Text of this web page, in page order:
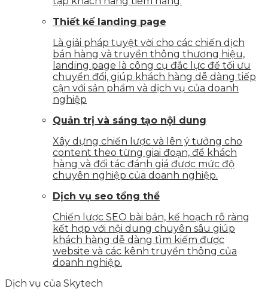
Thiết kế landing page
Là giải pháp tuyệt vời cho các chiến dịch
bán hàng và truyền thông thương hiệu,
landing page là công cụ đắc lực để tối ưu
chuyển đổi, giúp khách hàng dễ dàng tiếp
cận với sản phẩm và dịch vụ của doanh
nghiệp
Quản trị và sáng tạo nội dung
Xây dựng chiến lược và lên ý tưởng cho
content theo từng giai đoạn, để khách
hàng và đối tác đánh giá được mức độ
chuyên nghiệp của doanh nghiệp.
Dịch vụ seo tổng thể
Chiến lược SEO bài bản, kế hoạch rõ ràng
kết hợp với nội dung chuyên sâu giúp
khách hàng dễ dàng tìm kiếm được
website và các kênh truyền thông của
doanh nghiệp.
Dịch vụ của Skytech